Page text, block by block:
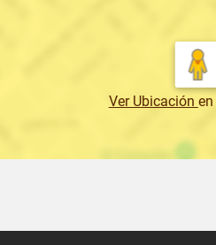
Ver Ubicación en